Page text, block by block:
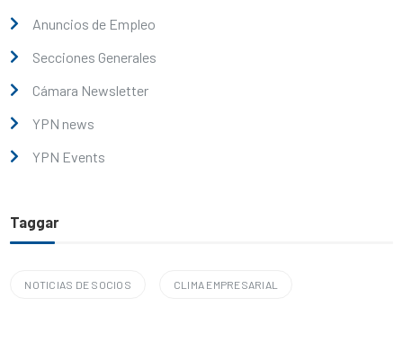
Anuncios de Empleo
Secciones Generales
Cámara Newsletter
YPN news
YPN Events
Taggar
NOTICIAS DE SOCIOS CLIMA EMPRESARIAL